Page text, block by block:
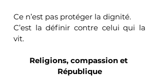
Ce n’est pas protéger la dignité.
C’est la définir contre celui qui la
vit.
Religions, compassion et
République